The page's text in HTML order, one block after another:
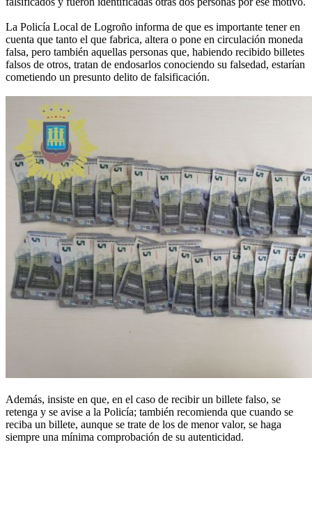
La Policía Local de Logroño informa de que es importante tener en
cuenta que tanto el que fabrica, altera o pone en circulación moneda
falsa, pero también aquellas personas que, habiendo recibido billetes
falsos de otros, tratan de endosarlos conociendo su falsedad, estarían
cometiendo un presunto delito de falsificación.
Además, insiste en que, en el caso de recibir un billete falso, se
retenga y se avise a la Policía; también recomienda que cuando se
reciba un billete, aunque se trate de los de menor valor, se haga
siempre una mínima comprobación de su autenticidad.